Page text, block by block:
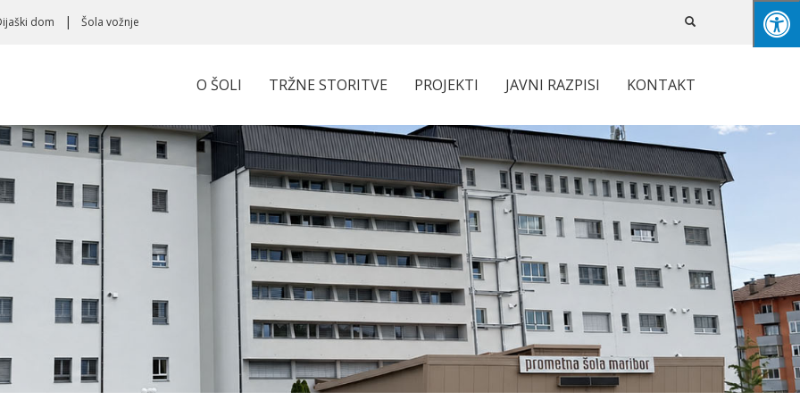
dom Šola vožnje
O ŠOLI TRŽNE STORITVE PROJEKTI JAVNI RAZPISI KONTAKT